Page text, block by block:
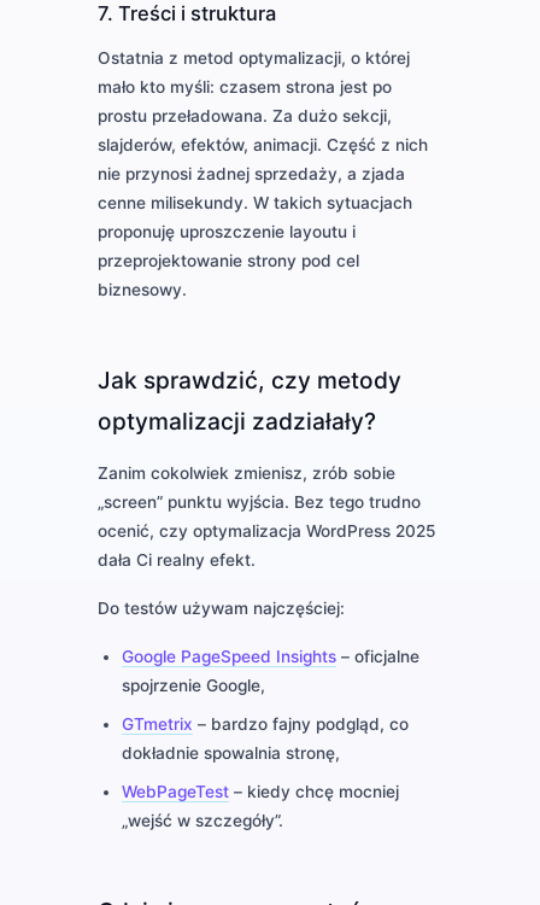
7. Treści i struktura
Ostatnia z metod optymalizacji, o której
mało kto myśli: czasem strona jest po
prostu przeładowana. Za dużo sekcji,
slajderów, efektów, animacji. Część z nich
nie przynosi żadnej sprzedaży, a zjada
cenne milisekundy. W takich sytuacjach
proponuję uproszczenie layoutu i
przeprojektowanie strony pod cel
biznesowy.
Jak sprawdzić, czy metody
optymalizacji zadziałały?
Zanim cokolwiek zmienisz, zrób sobie
„screen” punktu wyjścia. Bez tego trudno
ocenić, czy optymalizacja WordPress 2025
dała Ci realny efekt.
Do testów używam najczęściej:
Google PageSpeed Insights – oficjalne
spojrzenie Google,
GTmetrix – bardzo fajny podgląd, co
dokładnie spowalnia stronę,
WebPageTest – kiedy chcę mocniej
„wejść w szczegóły”.